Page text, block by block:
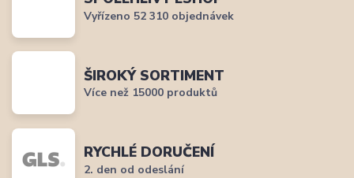
Vyřízeno 52 310 objednávek
ŠIROKÝ SORTIMENT
Více než 15000 produktů
RYCHLÉ DORUČENÍ
2. den od odeslání